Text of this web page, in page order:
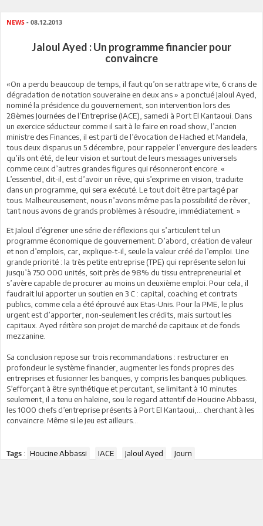
NEWS - 08.12.2013
Jaloul Ayed : Un programme financier pour
convaincre
«On a perdu beaucoup de temps, il faut qu’on se rattrape vite, 6 crans de
dégradation de notation souveraine en deux ans » a ponctué Jaloul Ayed,
nominé la présidence du gouvernement, son intervention lors des
28èmes Journées de l’Entreprise (IACE), samedi à Port El Kantaoui. Dans
un exercice séducteur comme il sait à le faire en road show, l’ancien
ministre des Finances, il est parti de l’évocation de Hached et Mandela,
tous deux disparus un 5 décembre, pour rappeler l’envergure des leaders
qu’ils ont été, de leur vision et surtout de leurs messages universels
comme ceux d’autres grandes figures qui résonneront encore. «
L’essentiel, dit-il, est d’avoir un rêve, qui s’exprime en vision, traduite
dans un programme, qui sera exécuté. Le tout doit être partagé par
tous. Malheureusement, nous n’avons même pas la possibilité de rêver,
tant nous avons de grands problèmes à résoudre, immédiatement. »
Et Jaloul d’égrener une série de réflexions qui s’articulent tel un
programme économique de gouvernement. D’abord, création de valeur
et non d’emplois, car, explique-t-il, seule la valeur créé de l’emploi. Une
grande priorité : la très petite entreprise (TPE) qui représente selon lui
jusqu’à 750 000 unités, soit près de 98% du tissu entrepreneurial et
s’avère capable de procurer au moins un deuxième emploi. Pour cela, il
faudrait lui apporter un soutien en 3 C : capital, coaching et contrats
publics, comme cela a été éprouvé aux Etas-Unis. Pour la PME, le plus
urgent est d’apporter, non-seulement les crédits, mais surtout les
capitaux. Ayed réitère son projet de marché de capitaux et de fonds
mezzanine.
Sa conclusion repose sur trois recommandations : restructurer en
profondeur le système financier, augmenter les fonds propres des
entreprises et fusionner les banques, y compris les banques publiques.
S’efforçant à être synthétique et percutant, se limitant à 10 minutes
seulement, il a tenu en haleine, sou le regard attentif de Houcine Abbassi,
les 1000 chefs d’entreprise présents à Port El Kantaoui,… cherchant à les
convaincre. Même si le jeu est ailleurs…
Tags : Houcine Abbassi IACE Jaloul Ayed Journ